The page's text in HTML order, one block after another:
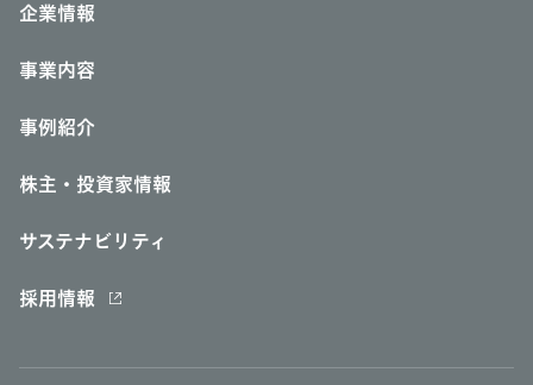
企業情報
事業内容
事例紹介
株主・投資家情報
サステナビリティ
採用情報